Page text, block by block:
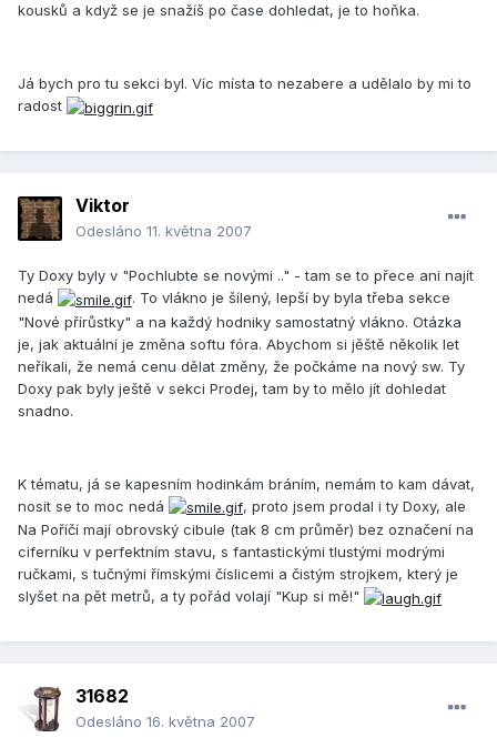
kousků a když se je snažíš po čase dohledat, je to hoňka.
Já bych pro tu sekci byl. Víc místa to nezabere a udělalo by mi to
radost
Viktor
Odesláno 11. května 2007
Ty Doxy byly v "Pochlubte se novými .." - tam se to přece ani najít
nedá
. To vlákno je šílený, lepší by byla třeba sekce
"Nové přírůstky" a na každý hodniky samostatný vlákno. Otázka
je, jak aktuální je změna softu fóra. Abychom si jěště několik let
neříkali, že nemá cenu dělat změny, že počkáme na nový sw. Ty
Doxy pak byly ještě v sekci Prodej, tam by to mělo jít dohledat
snadno.
K tématu, já se kapesním hodinkám bráním, nemám to kam dávat,
nosit se to moc nedá
, proto jsem prodal i ty Doxy, ale
Na Poříčí mají obrovský cibule (tak 8 cm průměr) bez označení na
ciferníku v perfektním stavu, s fantastickými tlustými modrými
ručkami, s tučnými římskými číslicemi a čistým strojkem, který je
slyšet na pět metrů, a ty pořád volají "Kup si mě!"
31682
Odesláno 16. května 2007